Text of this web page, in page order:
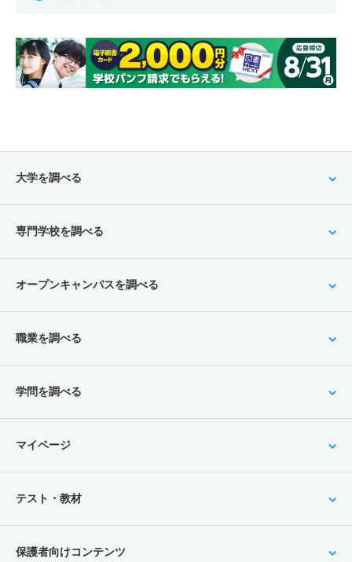
大学を調べる
専門学校を調べる
オープンキャンパスを調べる
職業を調べる
学問を調べる
マイページ
テスト・教材
保護者向けコンテンツ